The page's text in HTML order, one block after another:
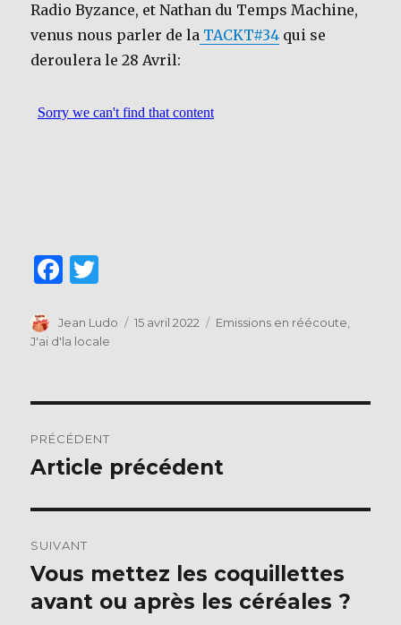
Radio Byzance, et Nathan du Temps Machine,
venus nous parler de la TACKT#34 qui se
deroulera le 28 Avril:
F
c
e
o
o
k
it
te
Auteur
Jean Ludo
Publié
15 avril 2022 Catégories
Emissions en réécoute,
J'ai d'la locale
de
PRÉCÉDENT
Publication
Article précédent
SUIVANT
Publication
suivante :
Vous mettez les coquillettes
avant ou après les céréales ?